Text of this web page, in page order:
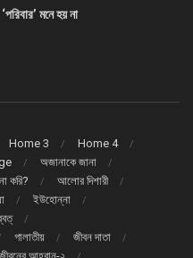
মনে হয় না
Home 3
Home 4
অজানাকে জানা
করি?
আলোর দিশারী
ইউহোন্না
গালাতীয়
জীবন দাতা